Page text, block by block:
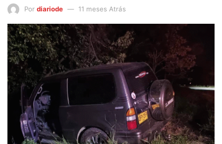
Por diariode 11 meses Atrás